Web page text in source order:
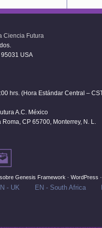
Ciencia Futura
95031 USA
hrs. (Hora Estándar Central –
A.C. México
CP 65700, Monterrey, N. L.
sobre Genesis Framework · WordPress ·
- UK EN - South Africa